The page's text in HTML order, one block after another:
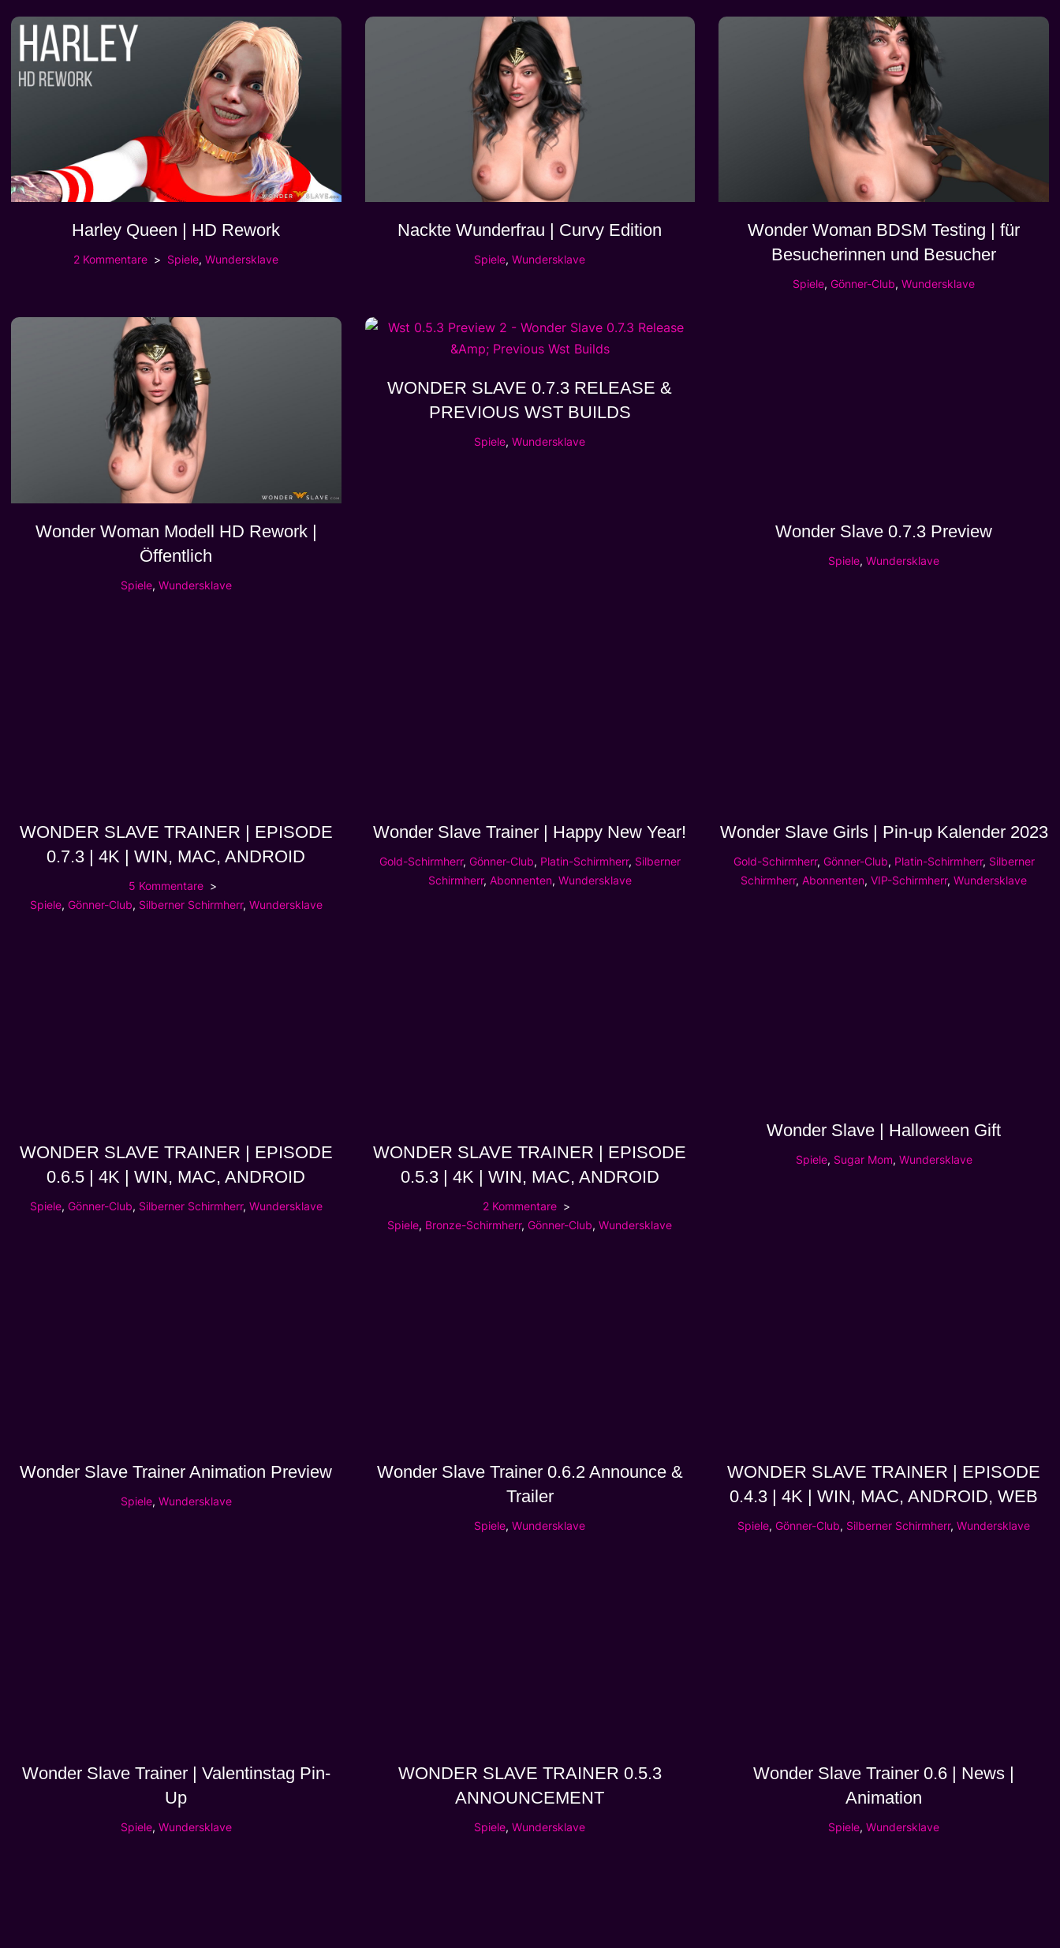
Harley Queen | HD Rework
2 Kommentare Spiele,Wundersklave
Nackte Wunderfrau | Curvy Edition
Spiele,Wundersklave
Wonder Woman BDSM Testing | für
Besucherinnen und Besucher
Spiele,Gönner-Club,Wundersklave
Wonder Woman Modell HD Rework |
Öffentlich
Spiele, Wundersklave
WONDER SLAVE 0.7.3 RELEASE &
PREVIOUS WST BUILDS
Spiele,Wundersklave
Wonder Slave 0.7.3 Preview
Spiele,Wundersklave
WONDER SLAVE TRAINER | EPISODE
0.7.3 | 4K | WIN, MAC, ANDROID
5 Kommentare
Spiele, Gönner-Club, Silberner Schirmherr, Wundersklave
Wonder Slave Trainer | Happy New Year!
Gold-Schirmherr, Gönner-Club, Platin-Schirmherr, Silberner
Schirmherr, Abonnenten, Wundersklave
Wonder Slave Girls | Pin-up Kalender 2023
Gold-Schirmherr, Gönner-Club, Platin-Schirmherr, Silberner
Schirmherr, Abonnenten,VIP-Schirmherr,Wundersklave
WONDER SLAVE TRAINER | EPISODE
0.6.5 | 4K | WIN, MAC, ANDROID
Spiele, Gönner-Club, Silberner Schirmherr, Wundersklave
WONDER SLAVE TRAINER | EPISODE
0.5.3 | 4K | WIN, MAC, ANDROID
2 Kommentare
Spiele, Bronze-Schirmherr,Gönner-Club,Wundersklave
Wonder Slave | Halloween Gift
Spiele, Sugar Mom, Wundersklave
Wonder Slave Trainer Animation Preview
Spiele, Wundersklave
Wonder Slave Trainer 0.6.2 Announce &
Trailer
Spiele,Wundersklave
WONDER SLAVE TRAINER | EPISODE
0.4.3 | 4K | WIN, MAC, ANDROID, WEB
Spiele,Gönner-Club, Silberner Schirmherr,Wundersklave
Wonder Slave Trainer | Valentinstag Pin-
Up
Spiele, Wundersklave
WONDER SLAVE TRAINER 0.5.3
ANNOUNCEMENT
Spiele,Wundersklave
Wonder Slave Trainer 0.6 | News |
Animation
Spiele,Wundersklave